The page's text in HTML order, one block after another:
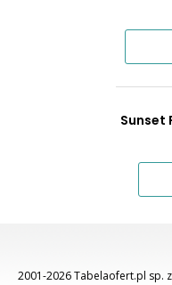
Sunset
2001-2026 Tabelaofert.pl sp.